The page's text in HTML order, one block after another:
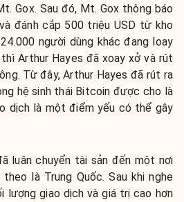
Gox. Sau đó, Mt. Gox thông báo
đánh cắp 500 triệu USD từ kho
người dùng khác đang loay
Arthur Hayes đã xoay xở và rút
Từ đây, Arthur Hayes đã rút ra
hệ sinh thái Bitcoin được cho là
dịch là một điểm yếu có thể gây
luân chuyển tài sản đến một nơi
là Trung Quốc. Sau khi nghe
lượng giao dịch và giá trị cao hơn